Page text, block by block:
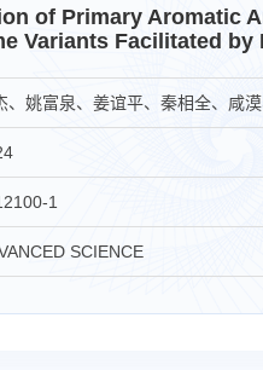
of Primary Aromatic
Variants Facilitated
、姚富泉、姜谊平、秦相全、咸
1
SCIENCE